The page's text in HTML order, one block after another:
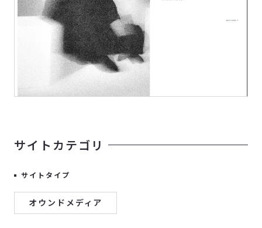
サイトカテゴリ
サイトタイプ
オウンドメディア